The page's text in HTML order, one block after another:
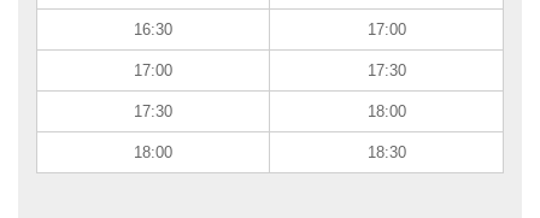
16:30 17:00
17:00 17:30
17:30 18:00
18:00 18:30